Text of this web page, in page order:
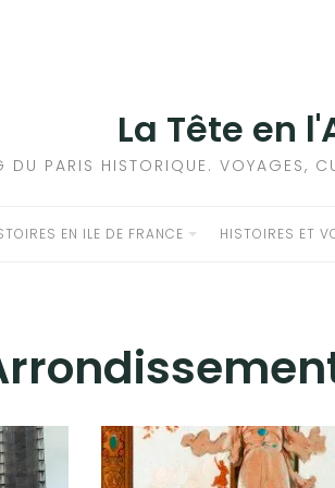
La Tête en
DU PARIS HISTORIQUE. VOYAGES,
EN ILE DE FRANCE HISTOIRES ET